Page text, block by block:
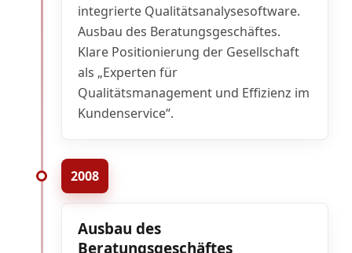
integrierte Qualitätsanalysesoftware.
Ausbau des Beratungsgeschäftes.
Klare Positionierung der Gesellschaft
als „Experten für
Qualitätsmanagement und Effizienz im
Kundenservice“.
2008
Ausbau des
Beratungsgeschäftes